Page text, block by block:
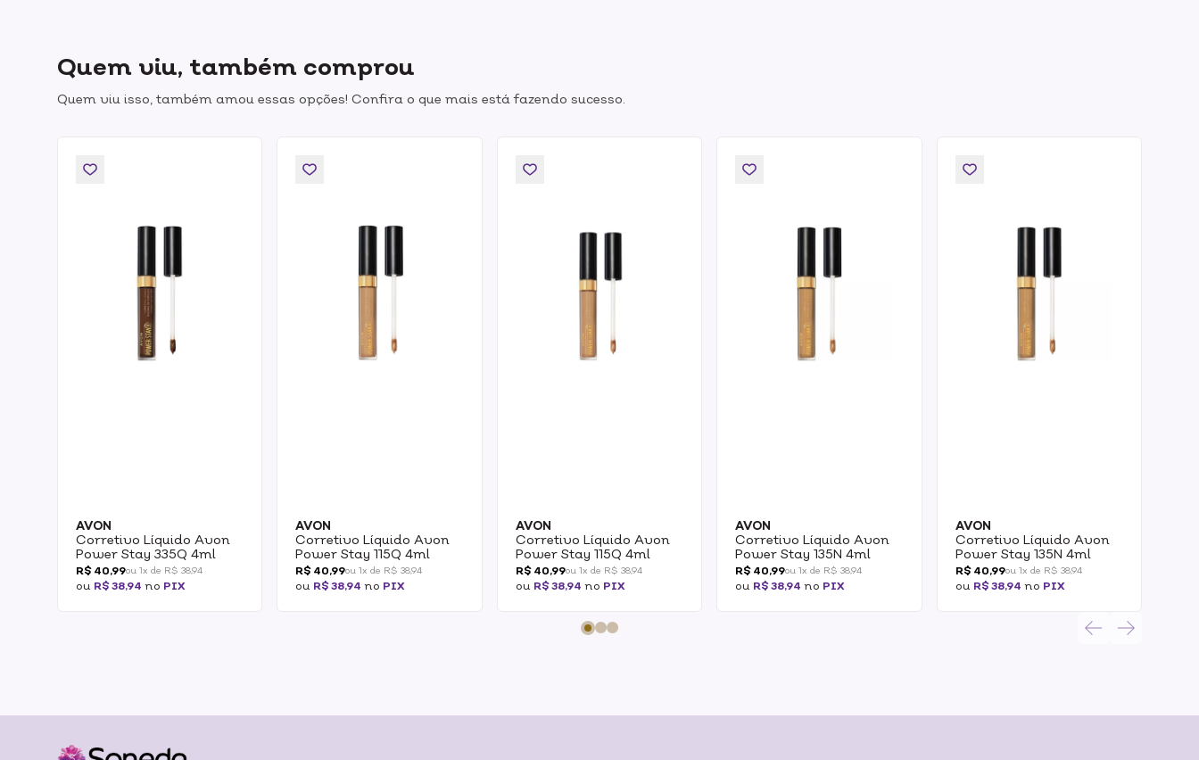
Quem viu, também comprou
Quem viu isso, também amou essas opções! Confira o que mais está fazendo sucesso.
AVON
Corretivo Líquido Avon
Power Stay 335Q 4ml
R$ 40,99ou 1x de R$ 38,94
ou R$ 38,94 no PIX
AVON
Corretivo Líquido Avon
Power Stay 115Q 4ml
R$ 40,99ou 1x de R$ 38,94
ou R$ 38,94 no PIX
AVON
Corretivo Líquido Avon
Power Stay 115Q 4ml
R$ 40,99ou 1x de R$ 38,94
ou R$ 38,94 no PIX
AVON
Corretivo Líquido Avon
Power Stay 135N 4ml
R$ 40,99ou 1x de R$ 38,94
ou R$ 38,94 no PIX
AVON
Corretivo Líquido Avon
Power Stay 135N 4ml
R$ 40,99ou 1x de R$ 38,94
ou R$ 38,94 no PIX